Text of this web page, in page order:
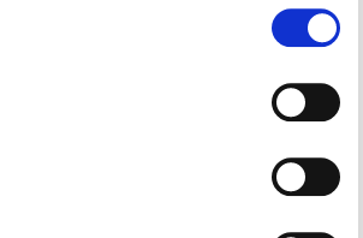
sekä sisällä että ulkona
hyllystä mieleinen kirja ja